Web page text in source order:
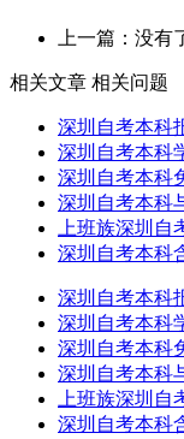
上一篇：没有
相关文章 相关问题
深圳自考本科
深圳自考本科
深圳自考本科
深圳自考本科
上班族深圳
深圳自考本科
深圳自考本科
深圳自考本科
深圳自考本科
深圳自考本科
上班族深圳
深圳自考本科